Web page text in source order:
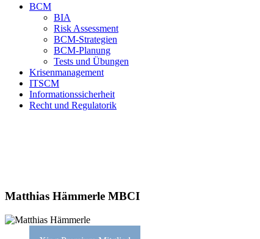
BCM
BIA
Risk Assessment
BCM-Strategien
BCM-Planung
Tests und Übungen
Krisenmanagement
ITSCM
Informationssicherheit
Recht und Regulatorik
Matthias Hämmerle MBCI